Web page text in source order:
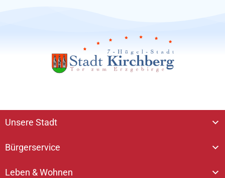
Unsere Stadt
Bürgerservice
Leben & Wohnen